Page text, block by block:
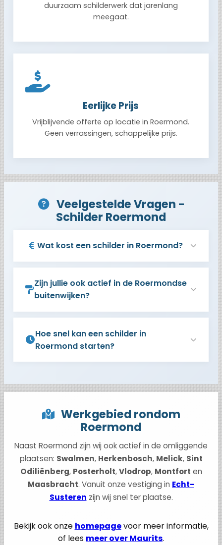
duurzaam schilderwerk dat jarenlang
meegaat.
Eerlijke Prijs
Vrijblijvende offerte op locatie in Roermond.
Geen verrassingen, schappelijke prijs.
Veelgestelde Vragen -
Schilder Roermond
Wat kost een schilder in Roermond?
Zijn jullie ook actief in de Roermondse
buitenwijken?
Hoe snel kan een schilder in
Roermond starten?
Werkgebied rondom
Roermond
Naast Roermond zijn wij ook actief in de omliggende
plaatsen: Swalmen, Herkenbosch, Melick, Sint
Odiliënberg, Posterholt,Vlodrop, Montfort en
Maasbracht. Vanuit onze vestiging in Echt-
Susteren zijn wij snel ter plaatse.
Bekijk ook onze homepagevoor meer informatie,
of lees meer over Maurits.